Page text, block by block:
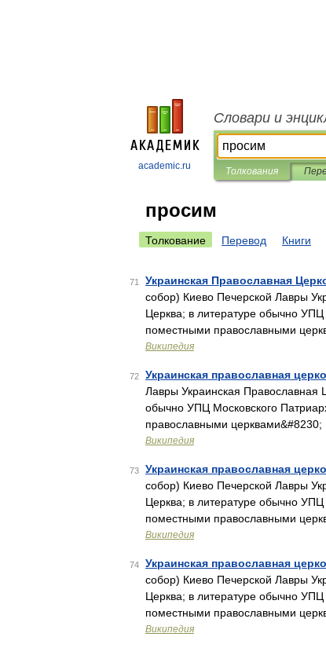
academic.ru
Словари и
Толкования
просим
Толкование Перевод Книги
71 Украинская Православная
собор) Киево Печерской Лавры
Церква; в литературе обычно
поместными православными
Википедия
72 Украинская православная
Лавры Украинская Православная
обычно УПЦ Московского
православными церквами&#8230;
Википедия
73 Украинская православная
собор) Киево Печерской Лавры
Церква; в литературе обычно
поместными православными
Википедия
74 Украинская православная
собор) Киево Печерской Лавры
Церква; в литературе обычно
поместными православными
Википедия